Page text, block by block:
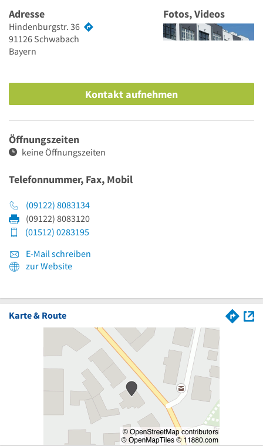
Adresse
Hindenburgstr. 36
91126 Schwabach
Bayern
Fotos, Videos
Kontakt aufnehmen
Öffnungszeiten
keine Öffnungszeiten
Telefonnummer, Fax, Mobil
(09122) 8083134
(09122) 8083120
(01512) 0283195
E-Mail schreiben
zur Website
Karte & Route